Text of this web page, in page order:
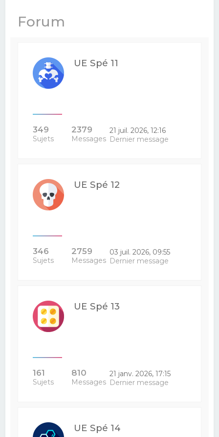
Forum
UE Spé 11
349
Sujets
2379
Messages
21 juil. 2026, 12:16
Dernier message
UE Spé 12
346
Sujets
2759
Messages
03 juil. 2026, 09:55
Dernier message
UE Spé 13
161
Sujets
810
Messages
21 janv. 2026, 17:15
Dernier message
UE Spé 14